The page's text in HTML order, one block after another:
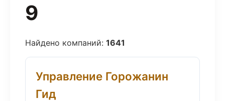
9
Найдено компаний: 1641
Управление Горожанин
Гид